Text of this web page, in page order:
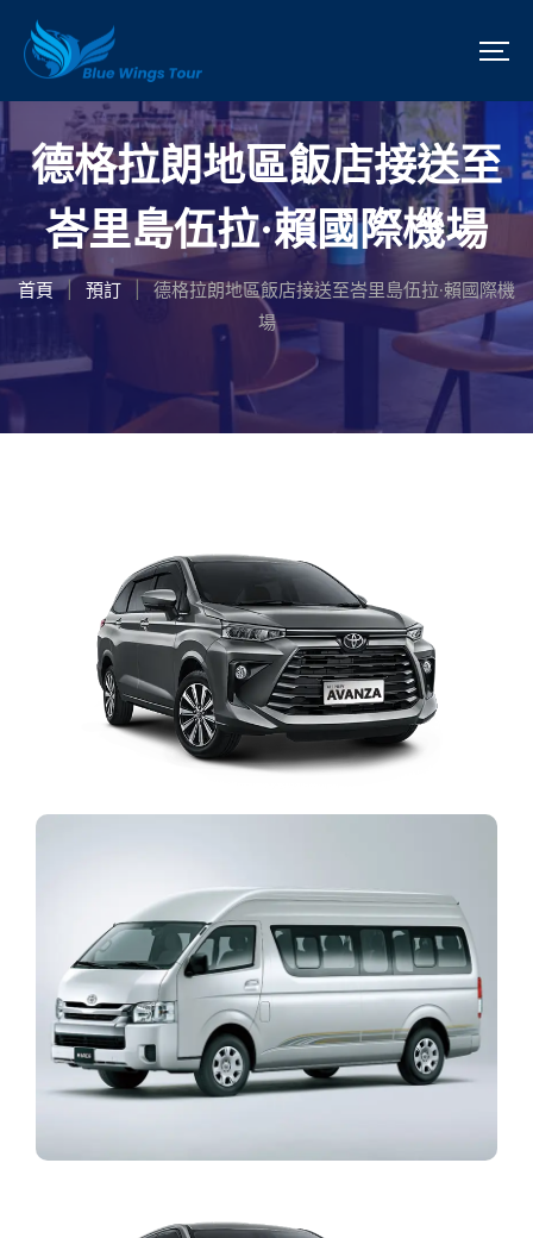
德格拉朗地區飯店接送至
峇里島伍拉·賴國際機場
首頁 | 預訂
德格拉朗地區飯店接送至峇里島伍拉·賴國際機
場